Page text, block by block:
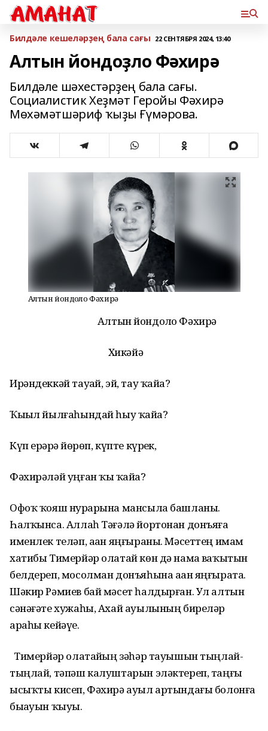
Билдәле кешеләрҙең бала сағы 22 СЕНТЯБРЯ 2024, 13:40
Алтын йондоҙло Фәхирә
Билдәле шәхестәрҙең бала сағы.
Социалистик Хеҙмәт Геройы Фәхирә
Мөхәмәтшәриф ҡыҙы Ғүмәрова.
Алтын йондоҙло Фәхирә
Алтын йондоҙло Фәхирә
Хикәйә
Ирәндеккәй тауҙай, эй, тау ҡайҙа?
Ҡыҙыл йылғаһындай һыу ҡайҙа?
Күп ерҙәрҙә йөрөп, күпте күрҙек,
Фәхирәләй уңған ҡыҙ ҡайҙа?
Офоҡ ҡояш нурҙарына мансыла башланы.
Һалҡынса. Аллаһ Тәғәлә йортонан донъяға
именлек теләп, аҙан яңғыраны. Мәсеттең имам
хатибы Тимерйәр олатай көн дә намаҙ ваҡытын
белдереп, мосолман донъяһына аҙан яңғырата.
Шәкир Рәмиев бай мәсет һалдырған. Ул алтын
сәнәғәте хужаһы, Ахай ауылының биреләр
араһы кейәүе.
Тимерйәр олатайҙың зәһәр тауышын тыңлай-
тыңлай, тәпәш калуштарын эләктереп, таңғы
ысыҡты кисеп, Фәхирә ауыл артындағы болонға
быҙауын ҡыуҙы.